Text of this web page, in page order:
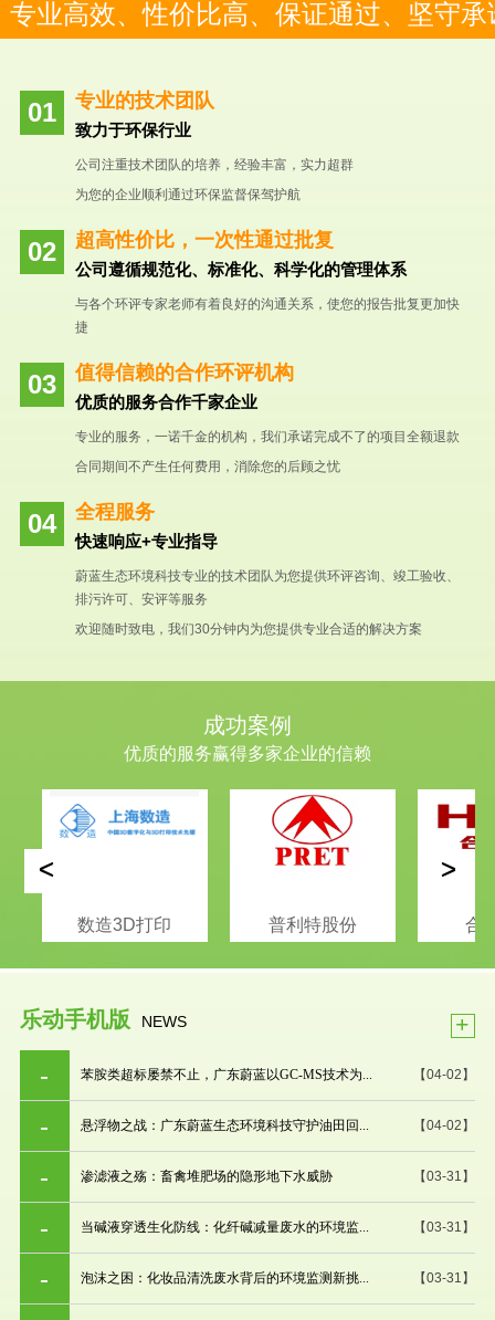
专业高效、性价比高、保证通过、坚守承
专业的技术团队
致力于环保行业
公司注重技术团队的培养，经验丰富，实力超群
为您的企业顺利通过环保监督保驾护航
超高性价比，一次性通过批复
公司遵循规范化、标准化、科学化的管理体系
与各个环评专家老师有着良好的沟通关系，使您的报告批复更加快
捷
值得信赖的合作环评机构
优质的服务合作千家企业
专业的服务，一诺千金的机构，我们承诺完成不了的项目全额退款
合同期间不产生任何费用，消除您的后顾之忧
全程服务
快速响应+专业指导
蔚蓝生态环境科技专业的技术团队为您提供环评咨询、竣工验收、
排污许可、安评等服务
欢迎随时致电，我们30分钟内为您提供专业合适的解决方案
成功案例
优质的服务赢得多家企业的信赖
数造3D打印 普利特股份 合
< >
乐动手机版 NEWS +
【04-02】
苯胺类超标屡禁不止，广东蔚蓝以GC-MS技术为...
【04-02】
悬浮物之战：广东蔚蓝生态环境科技守护油田回...
【03-31】
渗滤液之殇：畜禽堆肥场的隐形地下水威胁
【03-31】
当碱液穿透生化防线：化纤碱减量废水的环境监...
【03-31】
泡沫之困：化妆品清洗废水背后的环境监测新挑...